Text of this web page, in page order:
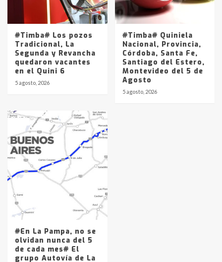
#Timba# Los pozos
Tradicional, La
Segunda y Revancha
quedaron vacantes
en el Quini 6
5 agosto, 2026
#Timba# Quiniela
Nacional, Provincia,
Córdoba, Santa Fe,
Santiago del Estero,
Montevideo del 5 de
Agosto
5 agosto, 2026
#En La Pampa, no se
olvidan nunca del 5
de cada mes# El
grupo Autovía de La